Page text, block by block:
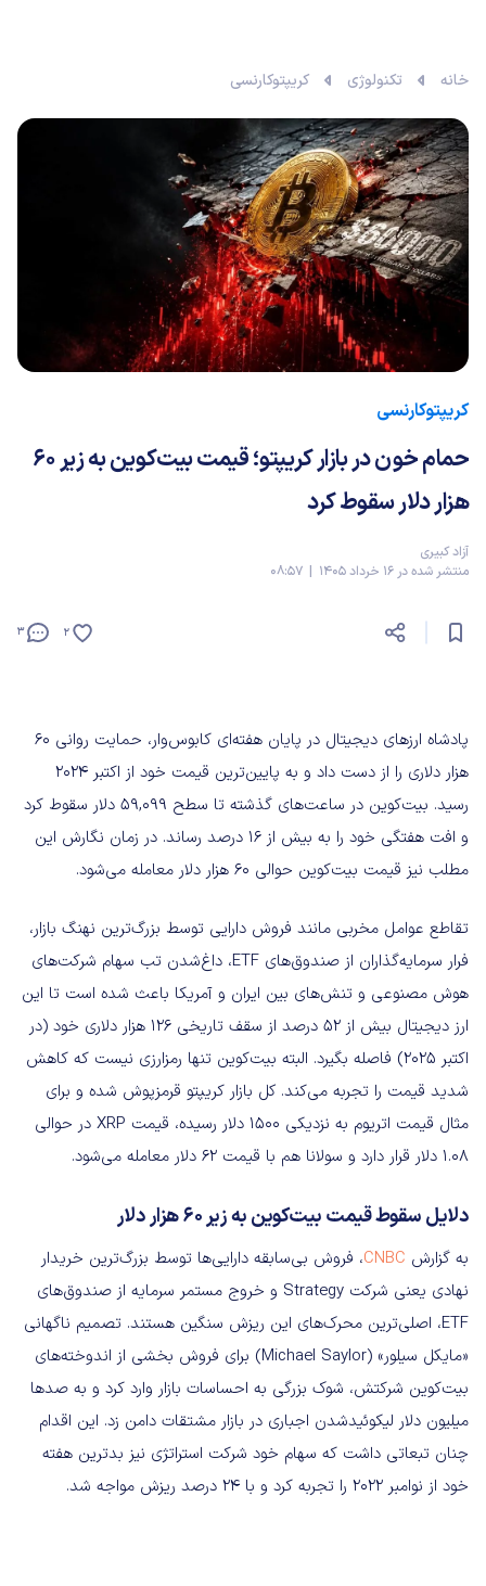
خانه تکنولوژی کریپتوکارنسی
کریپتوکارنسی
حمام خون در بازار کریپتو؛ قیمت بیت‌کوین به زیر ۶۰
هزار دلار سقوط کرد
آزاد کبیری
منتشر شده در 16 خرداد 1405 | 08:57
3 2
پادشاه ارزهای دیجیتال در پایان هفته‌ای کابوس‌وار، حمایت روانی ۶۰
هزار دلاری را از دست داد و به پایین‌ترین قیمت خود از اکتبر ۲۰۲۴
رسید. بیت‌کوین در ساعت‌های گذشته تا سطح ۵۹,۰۹۹ دلار سقوط کرد
و افت هفتگی خود را به بیش از ۱۶ درصد رساند. در زمان نگارش این
مطلب نیز قیمت بیت‌کوین حوالی ۶۰ هزار دلار معامله می‌شود.
تقاطع عوامل مخربی مانند فروش دارایی توسط بزرگ‌ترین نهنگ بازار،
فرار سرمایه‌گذاران از صندوق‌های ETF، داغ‌شدن تب سهام شرکت‌های
هوش مصنوعی و تنش‌های بین ایران و آمریکا باعث شده است تا این
ارز دیجیتال بیش از ۵۲ درصد از سقف تاریخی ۱۲۶ هزار دلاری خود (در
اکتبر ۲۰۲۵) فاصله بگیرد. البته بیت‌‌کوین تنها رمزارزی نیست که کاهش
شدید قیمت را تجربه می‌‌کند. کل بازار کریپتو قرمزپوش شده و برای
مثال قیمت اتریوم به نزدیکی ۱۵۰۰ دلار رسیده، قیمت XRP‌ در حوالی
۱.۰۸ دلار قرار دارد و سولانا هم با قیمت ۶۲ دلار معامله می‌شود.
دلایل سقوط قیمت بیت‌کوین به زیر ۶۰ هزار دلار
به گزارش CNBC، فروش بی‌سابقه دارایی‌ها توسط بزرگ‌ترین خریدار
نهادی یعنی شرکت Strategy و خروج مستمر سرمایه از صندوق‌های
ETF، اصلی‌ترین محرک‌های این ریزش سنگین هستند. تصمیم ناگهانی
«مایکل سیلور» (Michael Saylor) برای فروش بخشی از اندوخته‌های
بیت‌کوین شرکتش، شوک بزرگی به احساسات بازار وارد کرد و به صدها
میلیون دلار لیکوئیدشدن اجباری در بازار مشتقات دامن زد. این اقدام
چنان تبعاتی داشت که سهام خود شرکت استراتژی نیز بدترین هفته
خود از نوامبر ۲۰۲۲ را تجربه کرد و با ۲۴ درصد ریزش مواجه شد.